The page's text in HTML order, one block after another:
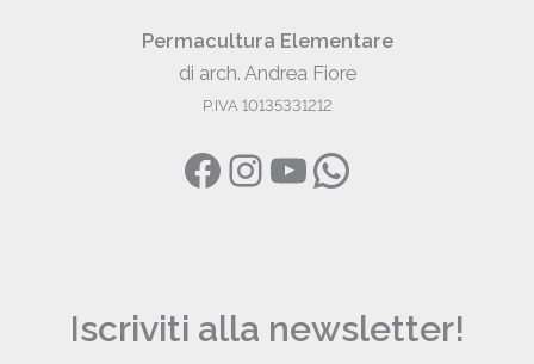
Permacultura Elementare
di arch. Andrea Fiore
P.IVA 10135331212
Facebook
Instagram
YouTube
WhatsApp
Iscriviti alla newsletter!